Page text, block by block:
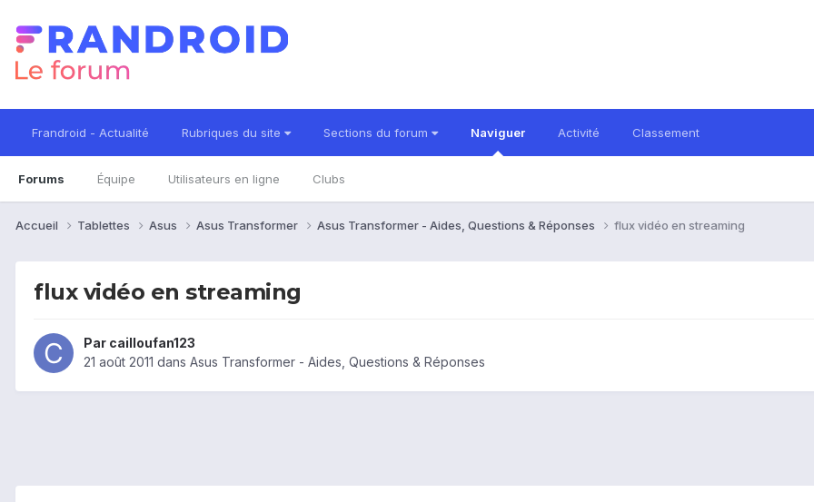
Frandroid - Actualité Rubriques du site Sections du forum Naviguer
Forums Équipe Utilisateurs en ligne Clubs
Activité Classement
Accueil Tablettes Asus Asus Transformer Asus Transformer - Aides, Questions & Réponses flux vidéo en streaming
flux vidéo en streaming
Par cailloufan123
21 août 2011 dans Asus Transformer - Aides, Questions & Réponses